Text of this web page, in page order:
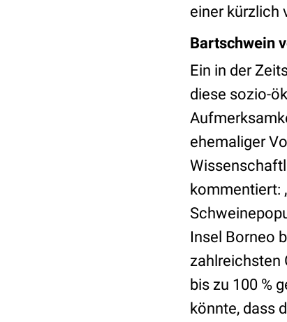
einer kürzlich
Bartschwein
Ein in der
diese sozio-
ehemaliger
kommentiert:
Insel Borneo
zahlreichsten
bis zu 100 %
könnte, dass